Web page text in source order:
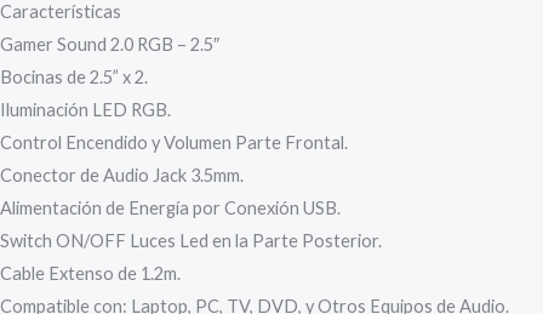
Características
Gamer Sound 2.0 RGB – 2.5″
Bocinas de 2.5” x 2.
Iluminación LED RGB.
Control Encendido y Volumen Parte Frontal.
Conector de Audio Jack 3.5mm.
Alimentación de Energía por Conexión USB.
Switch ON/OFF Luces Led en la Parte Posterior.
Cable Extenso de 1.2m.
Compatible con: Laptop, PC, TV, DVD, y Otros Equipos de Audio.